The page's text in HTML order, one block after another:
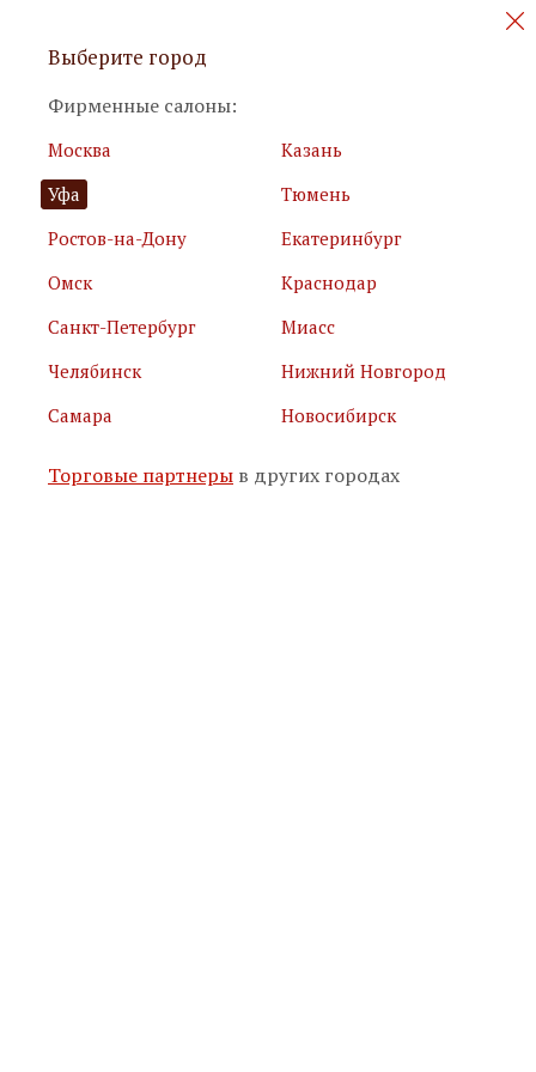
Персональные акции и новинки
Я принимаю
условия использования сайта
Я соглашаюсь сполитикой обработки персональных
Подписаться
Выберите город
Фирменные салоны:
Москва
Казань
Уфа
Тюмень
Ростов-на-Дону
Екатеринбург
Омск
Краснодар
Санкт-Петербург
Миасс
Челябинск
Нижний Новгород
Самара
Новосибирск
Торговые партнеры в других городах